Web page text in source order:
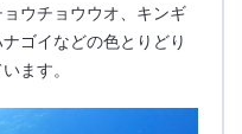
ウチョウウオ、キンギ
ゴイなどの色とりどり
ます。